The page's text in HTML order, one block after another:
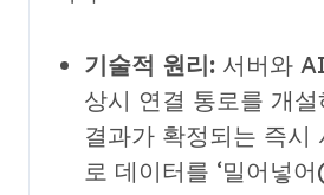
기술적 원리:서버와
상시 연결 통로를 개
결과가 확정되는 즉시
로 데이터를 ‘밀어넣어